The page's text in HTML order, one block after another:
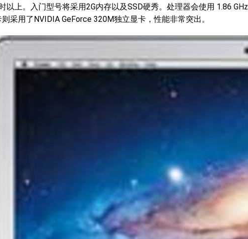
以上。入门型号将采用2G内存以及SSD硬秀。处理器会使用 1.86 GHz
采用了NVIDIA GeForce 320M独立显卡，性能非常突出。